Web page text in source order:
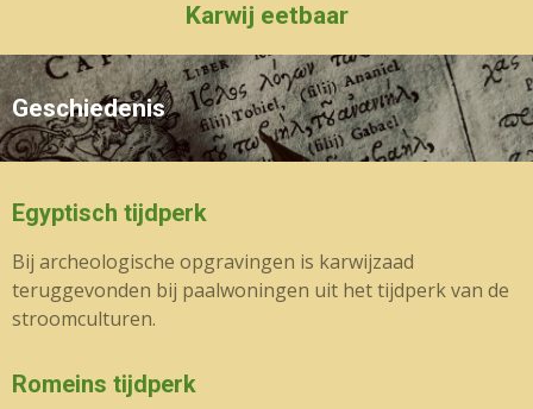
Karwij eetbaar
Geschiedenis
Egyptisch tijdperk
Bij archeologische opgravingen is karwijzaad
teruggevonden bij paalwoningen uit het tijdperk van de
stroomculturen.
Romeins tijdperk